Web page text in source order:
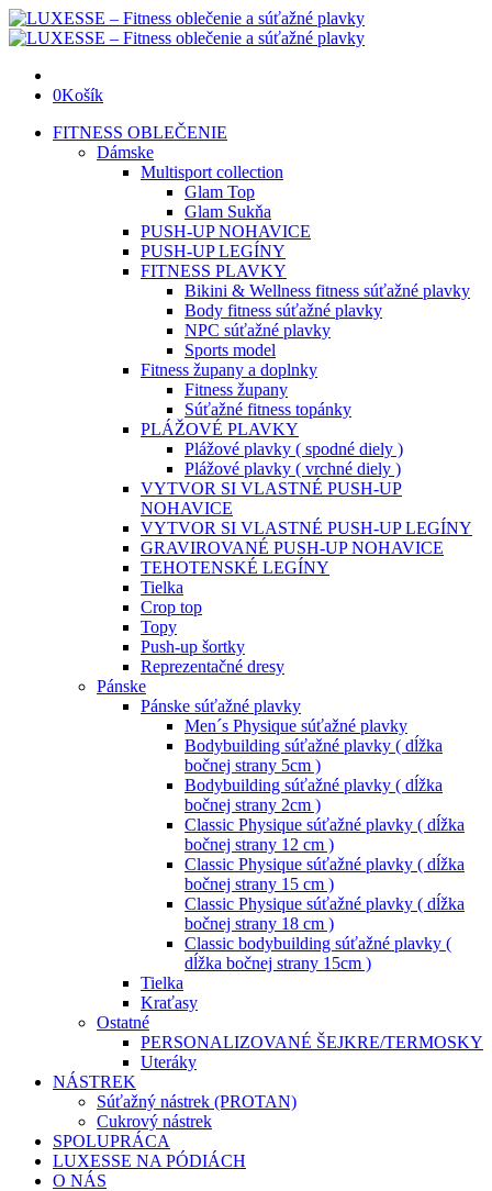
0Košík
FITNESS OBLEČENIE
Dámske
Multisport collection
Glam Top
Glam Sukňa
PUSH-UP NOHAVICE
PUSH-UP LEGÍNY
FITNESS PLAVKY
Bikini & Wellness fitness súťažné plavky
Body fitness súťažné plavky
NPC súťažné plavky
Sports model
Fitness župany a doplnky
Fitness župany
Súťažné fitness topánky
PLÁŽOVÉ PLAVKY
Plážové plavky ( spodné diely )
Plážové plavky ( vrchné diely )
VYTVOR SI VLASTNÉ PUSH-UP
NOHAVICE
VYTVOR SI VLASTNÉ PUSH-UP LEGÍNY
GRAVIROVANÉ PUSH-UP NOHAVICE
TEHOTENSKÉ LEGÍNY
Tielka
Crop top
Topy
Push-up šortky
Reprezentačné dresy
Pánske
Pánske súťažné plavky
Men´s Physique súťažné plavky
Bodybuilding súťažné plavky ( dĺžka
bočnej strany 5cm )
Bodybuilding súťažné plavky ( dĺžka
bočnej strany 2cm )
Classic Physique súťažné plavky ( dĺžka
bočnej strany 12 cm )
Classic Physique súťažné plavky ( dĺžka
bočnej strany 15 cm )
Classic Physique súťažné plavky ( dĺžka
bočnej strany 18 cm )
Classic bodybuilding súťažné plavky (
dĺžka bočnej strany 15cm )
Tielka
Kraťasy
Ostatné
PERSONALIZOVANÉ ŠEJKRE/TERMOSKY
Uteráky
NÁSTREK
Súťažný nástrek (PROTAN)
Cukrový nástrek
SPOLUPRÁCA
LUXESSE NA PÓDIÁCH
O NÁS